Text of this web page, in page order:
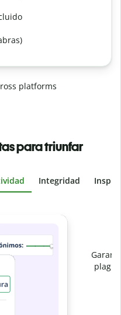
platforms
para triunfar
Integridad
con el detector de
e identifica citas
idioma.